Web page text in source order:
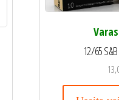
12/65